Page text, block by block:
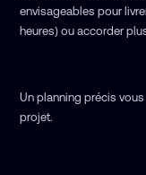
envisageables pour
heures) ou accorder
Un planning précis
projet.